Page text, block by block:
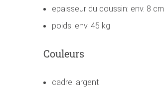
epaisseur du coussin: env. 8 cm
poids: env. 45 kg
Couleurs
cadre: argent